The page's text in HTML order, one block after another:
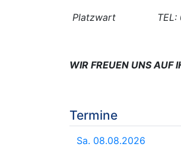
Platzwart TEL:
WIR FREUEN UNS AUF
Termine
Sa. 08.08.2026